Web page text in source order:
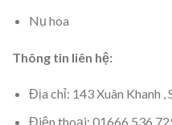
Nụ hoa
Thông tin liên hệ:
Địa chỉ: 143 Xuân Khanh ,
Điện thoại: